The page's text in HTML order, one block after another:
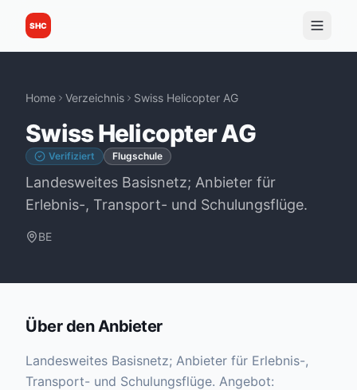
SHC
Home Verzeichnis Swiss Helicopter AG
Swiss Helicopter AG
Verifiziert Flugschule
Landesweites Basisnetz; Anbieter für
Erlebnis-, Transport- und Schulungsflüge.
BE
Über den Anbieter
Landesweites Basisnetz; Anbieter für Erlebnis-,
Transport- und Schulungsflüge. Angebot: